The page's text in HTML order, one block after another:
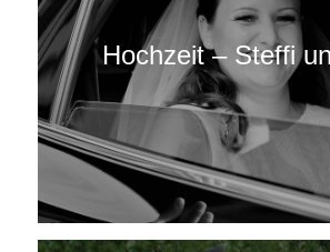
Hochzeit – Steffi